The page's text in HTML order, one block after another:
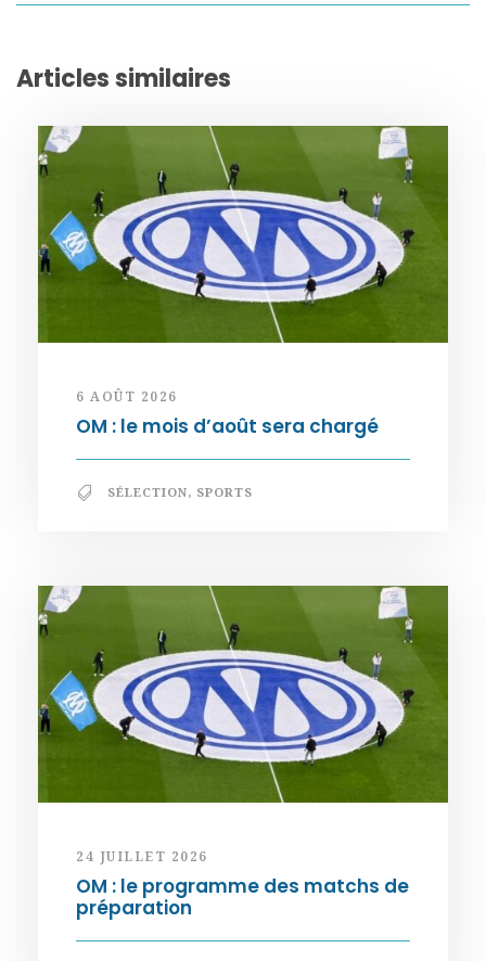
Articles similaires
6 AOÛT 2026
OM : le mois d’août sera chargé
SÉLECTION, SPORTS
24 JUILLET 2026
OM : le programme des matchs de
préparation